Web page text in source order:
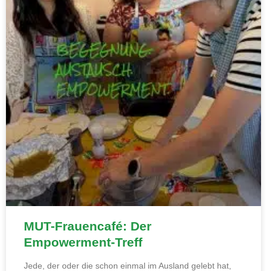
MUT-Frauencafé: Der
Empowerment-Treff
Jede, der oder die schon einmal im Ausland gelebt hat,